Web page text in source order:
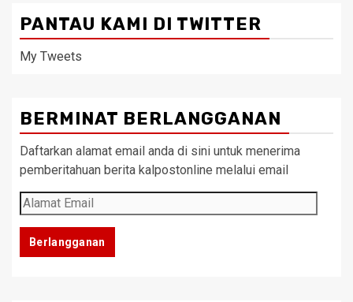
PANTAU KAMI DI TWITTER
My Tweets
BERMINAT BERLANGGANAN
Daftarkan alamat email anda di sini untuk menerima
pemberitahuan berita kalpostonline melalui email
Alamat
Email
Berlangganan